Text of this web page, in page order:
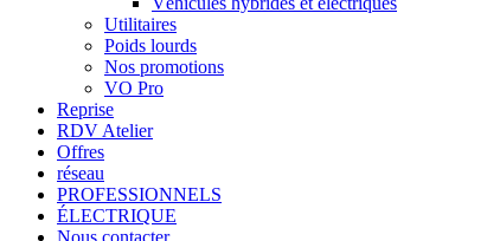
Utilitaires
Poids lourds
Nos promotions
VO Pro
Reprise
RDV Atelier
Offres
réseau
PROFESSIONNELS
ÉLECTRIQUE
Nous contacter